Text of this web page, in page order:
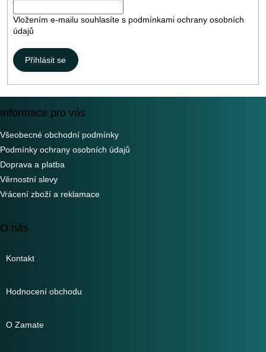
Vložením e-mailu souhlasíte s podmínkami ochrany osobních
údajů
Přihlásit se
Informace pro vás
Všeobecné obchodní podmínky
Podmínky ochrany osobních údajů
Doprava a platba
Věrnostní slevy
Vrácení zboží a reklamace
O nás
Kontakt
Hodnocení obchodu
O Zamate